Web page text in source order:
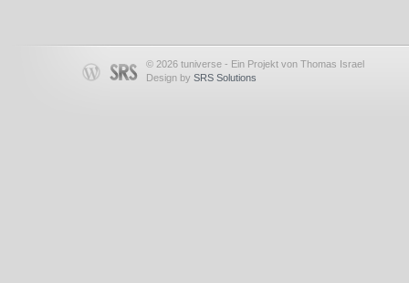
© 2026 tuniverse - Ein Projekt von Thomas Israel
Design by SRS Solutions